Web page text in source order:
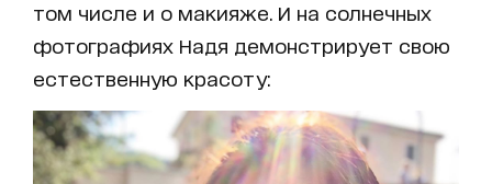
том числе и о макияже. И на солнечных
фотографиях Надя демонстрирует свою
естественную красоту: